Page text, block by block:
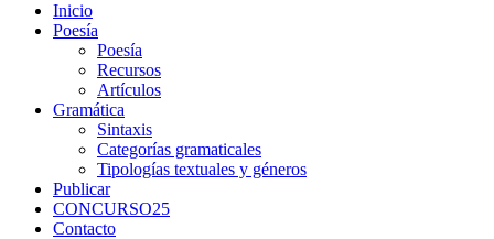
Inicio
Poesía
Poesía
Recursos
Artículos
Gramática
Sintaxis
Categorías gramaticales
Tipologías textuales y géneros
Publicar
CONCURSO25
Contacto